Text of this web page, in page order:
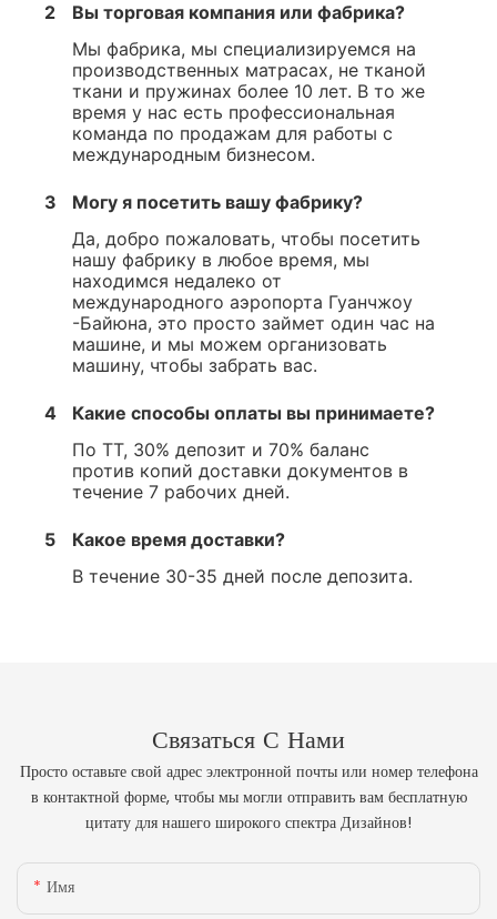
2
Вы торговая компания или фабрика?
Мы фабрика, мы специализируемся на
производственных матрасах, не тканой
ткани и пружинах более 10 лет. В то же
время у нас есть профессиональная
команда по продажам для работы с
международным бизнесом.
3
Могу я посетить вашу фабрику?
Да, добро пожаловать, чтобы посетить
нашу фабрику в любое время, мы
находимся недалеко от
международного аэропорта Гуанчжоу
-Байюна, это просто займет один час на
машине, и мы можем организовать
машину, чтобы забрать вас.
4
Какие способы оплаты вы принимаете?
По TT, 30% депозит и 70% баланс
против копий доставки документов в
течение 7 рабочих дней.
5
Какое время доставки?
В течение 30-35 дней после депозита.
Связаться С Нами
Просто оставьте свой адрес электронной почты или номер телефона
в контактной форме, чтобы мы могли отправить вам бесплатную
цитату для нашего широкого спектра Дизайнов!
Имя